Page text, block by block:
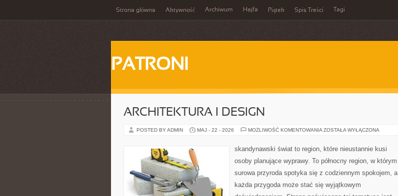
Strona główna Aktywność Archiwum Hajfa Piątek Spis Treści Tagi
PATRONI
ARCHITEKTURA I DESIGN
POSTED BY ADMIN MAJ - 22 - 2026 MOŻLIWOŚĆ KOMENTOWANIA ARCHITEKTURA
ZOSTAŁA WYŁĄCZONA
skandynawski świat to region, które nieustannie kusi
osoby planujące wyprawy. To północny region, w którym
surowa przyroda spotyka się z codziennym spokojem, a
każda przygoda może stać się wyjątkowym